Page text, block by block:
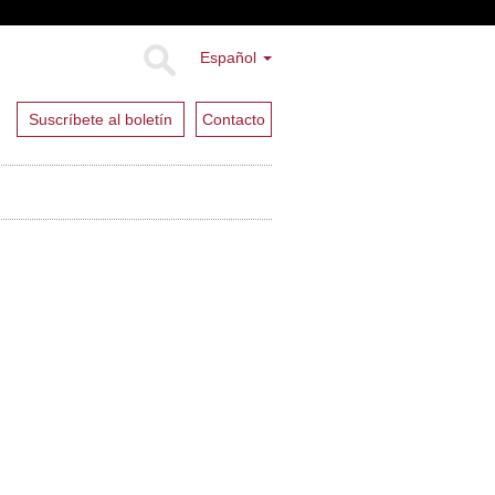
Español
Suscríbete al boletín Contacto